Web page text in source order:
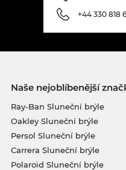
+44 330 818
Naše nejoblíbenější
Ray-Ban Sluneční brýle
Oakley Sluneční brýle
Persol Sluneční brýle
Carrera Sluneční brýle
Polaroid Sluneční brýle